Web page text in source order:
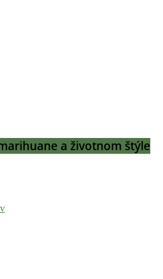
a životnom štýle